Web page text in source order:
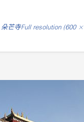
朵芒寺Full resolution (600